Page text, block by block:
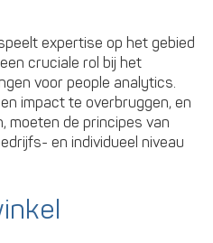
expertise op het gebied
cruciale rol bij het
voor people analytics.
impact te overbruggen, en
moeten de principes van
en individueel niveau